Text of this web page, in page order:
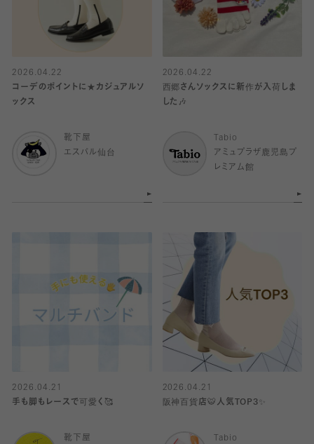
2026.04.22
コーデのポイントに★カジュアルソ
ックス
靴下屋
エスパル仙台
2026.04.22
西郷さんソックスに新作が入荷しま
した🎶
Tabio
アミュプラザ鹿児島プ
レミアム館
2026.04.21
手も脚もレースで可愛く🥰
靴下屋
2026.04.21
阪神百貨店🐯人気TOP3✨
Tabio